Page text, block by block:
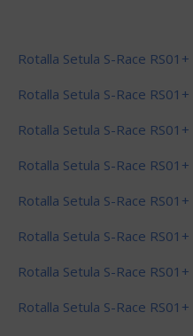
Rotalla Setula S-Race RS01+
Rotalla Setula S-Race RS01+
Rotalla Setula S-Race RS01+
Rotalla Setula S-Race RS01+
Rotalla Setula S-Race RS01+
Rotalla Setula S-Race RS01+
Rotalla Setula S-Race RS01+
Rotalla Setula S-Race RS01+